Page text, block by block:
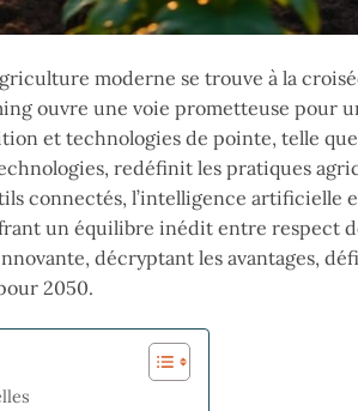
moderne se trouve à la
ouvre une voie prometteuse pour
et technologies de pointe, telle
redéfinit les pratiques
connectés, l’intelligence artificielle
un équilibre inédit entre respect
décryptant les avantages,
2050.